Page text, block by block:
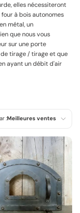
elles nécessiteront
à bois autonomes
métal, un
que nous vous
sur une porte
tirage / tirage et que
ayant un débit d'air
:Meilleures ventes
En vedette
Le plus pertinent
Meilleures ventes
Alphabétique, de A à
Z